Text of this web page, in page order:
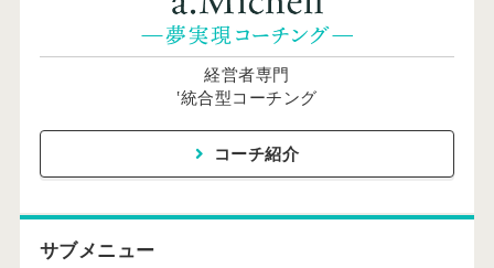
経営者専門
‛統合型コーチング
コーチ紹介
サブメニュー